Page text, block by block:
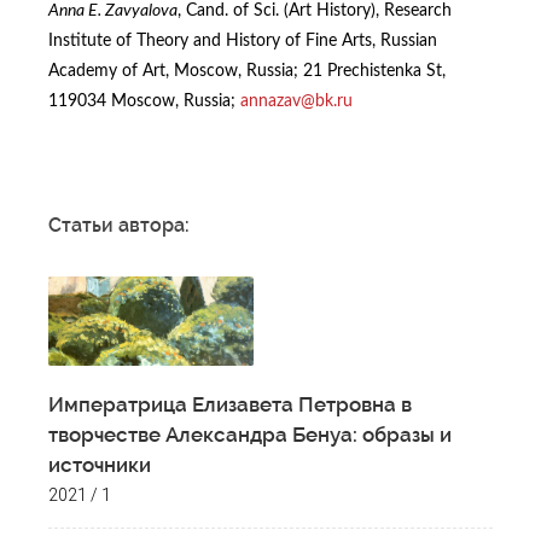
Anna E. Zavyalova, Cand. of Sci. (Art History), Research
Institute of Theory and History of Fine Arts, Russian
Academy of Art, Moscow, Russia; 21 Prechistenka St,
119034 Moscow, Russia; annazav@bk.ru
Статьи автора:
Императрица Елизавета Петровна в
творчестве Александра Бенуа: образы и
источники
2021 / 1